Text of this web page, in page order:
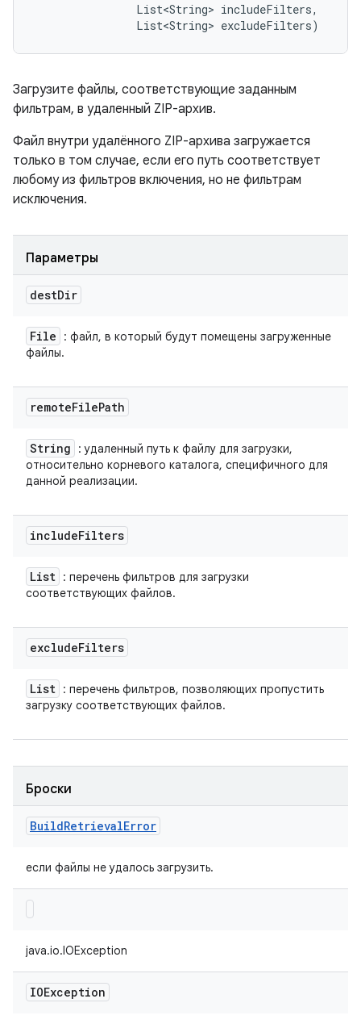
                List<String> includeFilters,
                List<String> excludeFilters)
Загрузите файлы, соответствующие заданным
фильтрам, в удаленный ZIP-архив.
Файл внутри удалённого ZIP-архива загружается
только в том случае, если его путь соответствует
любому из фильтров включения, но не фильтрам
исключения.
Параметры
destDir
File
: файл, в который будут помещены загруженные
файлы.
remoteFilePath
String
: удаленный путь к файлу для загрузки,
относительно корневого каталога, специфичного для
данной реализации.
includeFilters
List : перечень фильтров для загрузки
соответствующих файлов.
excludeFilters
List : перечень фильтров, позволяющих пропустить
загрузку соответствующих файлов.
Броски
BuildRetrievalError
если файлы не удалось загрузить.
java.io.IOException
IOException